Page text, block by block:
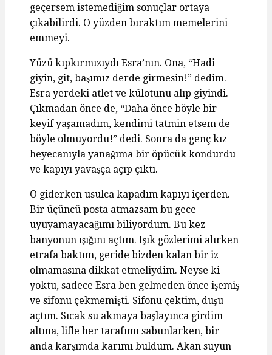
geçersem istemediğim sonuçlar ortaya
çıkabilirdi. O yüzden bıraktım memelerini
emmeyi.
Yüzü kıpkırmızıydı Esra’nın. Ona, “Hadi
giyin, git, başımız derde girmesin!” dedim.
Esra yerdeki atlet ve külotunu alıp giyindi.
Çıkmadan önce de, “Daha önce böyle bir
keyif yaşamadım, kendimi tatmin etsem de
böyle olmuyordu!” dedi. Sonra da genç kız
heyecanıyla yanağıma bir öpücük kondurdu
ve kapıyı yavaşça açıp çıktı.
O giderken usulca kapadım kapıyı içerden.
Bir üçüncü posta atmazsam bu gece
uyuyamayacağımı biliyordum. Bu kez
banyonun ışığını açtım. Işık gözlerimi alırken
etrafa baktım, geride bizden kalan bir iz
olmamasına dikkat etmeliydim. Neyse ki
yoktu, sadece Esra ben gelmeden önce işemiş
ve sifonu çekmemişti. Sifonu çektim, duşu
açtım. Sıcak su akmaya başlayınca girdim
altına, lifle her tarafımı sabunlarken, bir
anda karşımda karımı buldum. Akan suyun